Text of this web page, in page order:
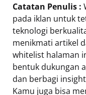
Catatan Penulis :
pada iklan untuk
teknologi
menikmati artikel
whitelist halaman
bentuk dukungan
dan berbagi
Kamu juga bisa